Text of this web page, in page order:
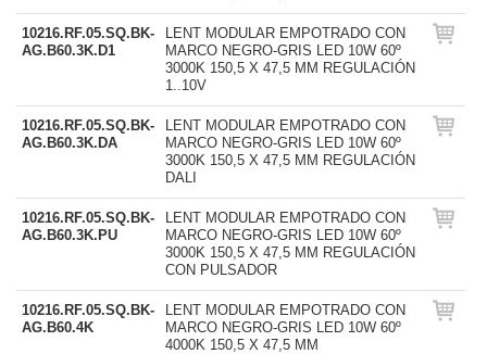
10216.RF.05.SQ.BK-
AG.B60.3K.D1
LENT MODULAR EMPOTRADO CON
MARCO NEGRO-GRIS LED 10W 60º
3000K 150,5 X 47,5 MM REGULACIÓN
1..10V
10216.RF.05.SQ.BK-
AG.B60.3K.DA
LENT MODULAR EMPOTRADO CON
MARCO NEGRO-GRIS LED 10W 60º
3000K 150,5 X 47,5 MM REGULACIÓN
DALI
10216.RF.05.SQ.BK-
AG.B60.3K.PU
LENT MODULAR EMPOTRADO CON
MARCO NEGRO-GRIS LED 10W 60º
3000K 150,5 X 47,5 MM REGULACIÓN
CON PULSADOR
10216.RF.05.SQ.BK-
AG.B60.4K
LENT MODULAR EMPOTRADO CON
MARCO NEGRO-GRIS LED 10W 60º
4000K 150,5 X 47,5 MM